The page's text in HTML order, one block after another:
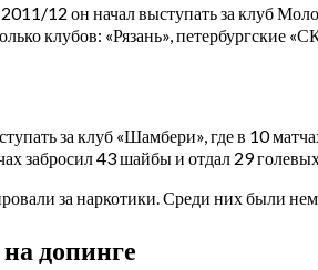
12 он начал выступать за клуб
клубов: «Рязань»,
за клуб «Шамбери», где в 10
забросил 43 шайбы и отдал 29
за наркотики. Среди них были
допинге